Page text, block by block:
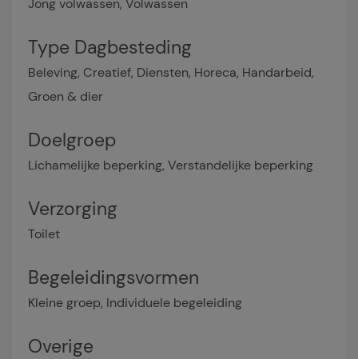
Jong volwassen, Volwassen
Type Dagbesteding
Beleving, Creatief, Diensten, Horeca, Handarbeid,
Groen & dier
Doelgroep
Lichamelijke beperking, Verstandelijke beperking
Verzorging
Toilet
Begeleidingsvormen
Kleine groep, Individuele begeleiding
Overige